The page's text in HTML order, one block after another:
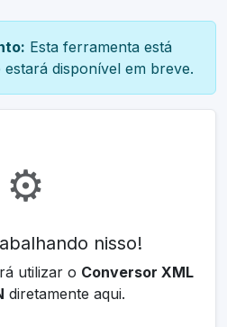
Esta ferramenta está
disponível em breve.
⚙️
nisso!
utilizar o Conversor XML
diretamente aqui.